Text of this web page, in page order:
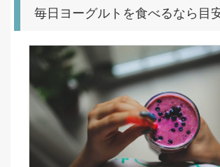
毎日ヨーグルトを食べるなら目